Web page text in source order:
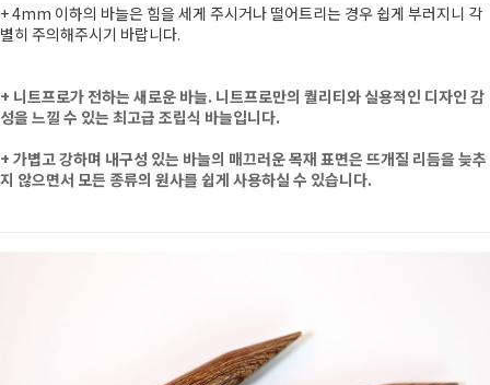
+ 4mm 이하의 바늘은 힘을 세게 주시거나 떨어트리는 경우 쉽게 부러지니 각
별히 주의해주시기 바랍니다.
+ 니트프로가 전하는 새로운 바늘. 니트프로만의 퀄리티와 실용적인 디자인 감
성을 느낄 수 있는 최고급 조립식 바늘입니다.
+ 가볍고 강하며 내구성 있는 바늘의 매끄러운 목재 표면은 뜨개질 리듬을 늦추
지 않으면서 모든 종류의 원사를 쉽게 사용하실 수 있습니다.